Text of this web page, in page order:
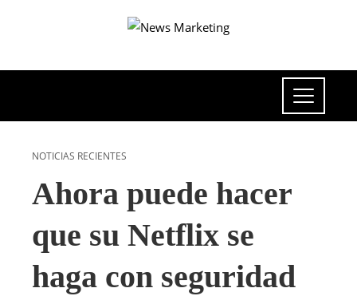
NOTICIAS RECIENTES
Ahora puede hacer
que su Netflix se
haga con seguridad